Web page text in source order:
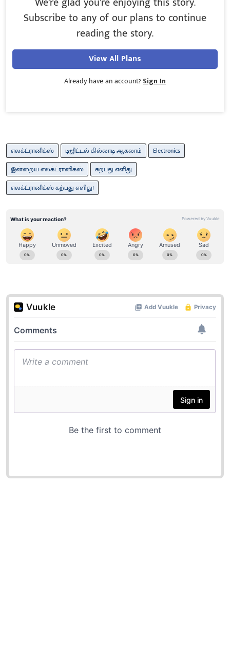
Subscribe to any of our plans to continue
reading the story.
View All Plans
Already have an account?Sign In
எலக்ட்ரானிக்ஸ் டிஜிட்டல் கில்லாடி ஆகலாம்
Electronics
இன்றைய எலக்ட்ரானிக்ஸ்
கற்பது எளிது
எலக்ட்ரானிக்ஸ் கற்பது எளிது!